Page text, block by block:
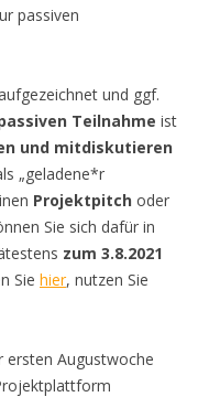
passiven
und ggf.
Teilnahme ist
und mitdiskutieren
„geladene*r
Projektpitch oder
Sie sich dafür in
zum 3.8.2021
Sie hier, nutzen Sie
ersten Augustwoche